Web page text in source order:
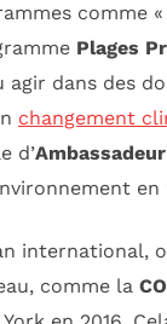
comme
Plages
agir dans des
changement
d’Ambassadeur
en
international,
comme la